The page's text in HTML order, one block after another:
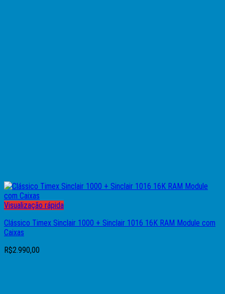
Visualização rápida
Clássico Timex Sinclair 1000 + Sinclair 1016 16K RAM Module com
Caixas
R$2.990,00